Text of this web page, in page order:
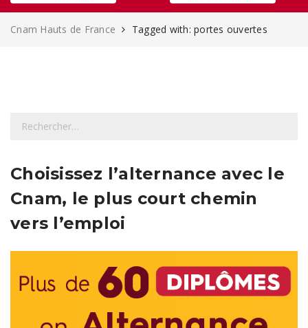
Cnam Hauts de France Tagged with: portes ouvertes
h
r
c
e
Choisissez l’alternance avec le
Cnam, le plus court chemin
vers l’emploi